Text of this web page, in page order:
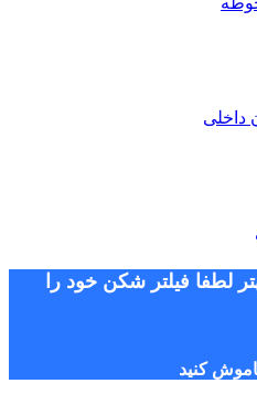
داخلی
لطفا فیلتر شکن خود را